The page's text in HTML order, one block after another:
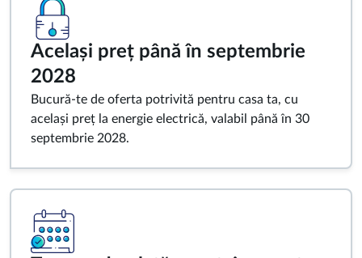
Același preț până în septembrie
2028
Bucură-te de oferta potrivită pentru casa ta, cu
același preț la energie electrică, valabil până în 30
septembrie 2028.